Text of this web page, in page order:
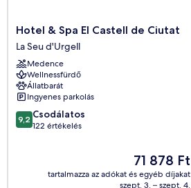
Hotel
&
Spa
El
Castell
de
Ciutat
La
Seu
Hotel & Spa El Castell de Ciutat
La Seu d'Urgell
Medence
Wellnessfürdő
Állatbarát
Ingyenes parkolás
9.2
ennyiből:
értékelés
9,2 Csodálatos
122 értékelés
Az
ár
71 878 Ft
71 878 Ft
tartalmazza az adókat és egyéb díjakat
szept. 3. – szept. 4.